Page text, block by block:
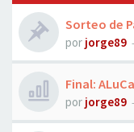
Sorteo de
por jorge89 -
Final:
por jorge89 -